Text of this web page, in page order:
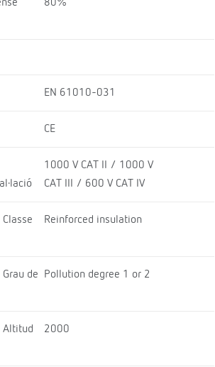
80%
EN 61010-031
CE
1000 V CAT II / 1000 V
CAT III / 600 V CAT IV
Reinforced insulation
de
Pollution degree 1 or 2
Altitud
2000